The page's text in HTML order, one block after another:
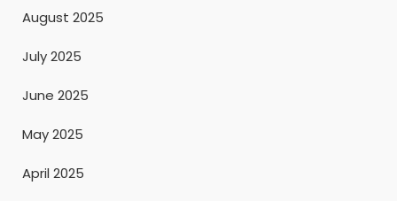
August 2025
July 2025
June 2025
May 2025
April 2025